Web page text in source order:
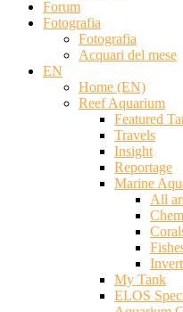
Forum
Fotografia
Fotografia
Acquari del mese
EN
Home (EN)
Reef Aquarium
Featured
Travels
Insight
Reportage
Marine
All
My Tank
ELOS